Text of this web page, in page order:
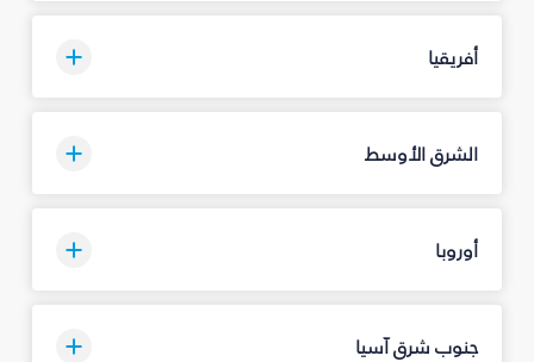
أفريقيا
الشرق الأوسط
أوروبا
جنوب شرق آسيا